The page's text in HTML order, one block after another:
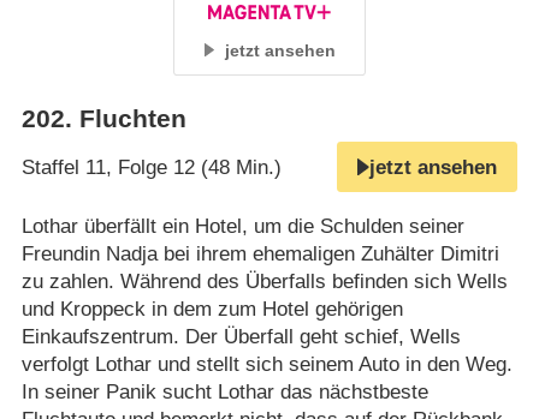
jetzt ansehen
202. Fluchten
Staffel 11, Folge 12 (48 Min.) jetzt ansehen
Lothar überfällt ein Hotel, um die Schulden seiner
Freundin Nadja bei ihrem ehemaligen Zuhälter Dimitri
zu zahlen. Während des Überfalls befinden sich Wells
und Kroppeck in dem zum Hotel gehörigen
Einkaufszentrum. Der Überfall geht schief, Wells
verfolgt Lothar und stellt sich seinem Auto in den Weg.
In seiner Panik sucht Lothar das nächstbeste